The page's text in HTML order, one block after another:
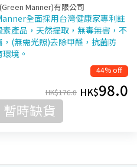
Manner)有限公司
全面採用台灣健康家專利註
素產品，天然提取，無毒無害，不
，(無需光照)去除甲醛，抗菌防
境。
44% off
HK$176.0 HK$98.0
暫時缺貨